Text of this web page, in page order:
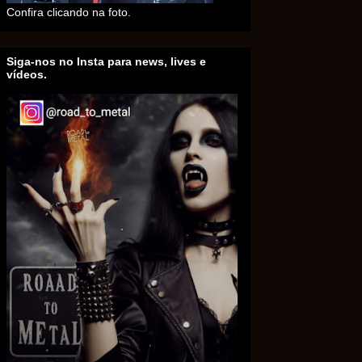
Confira clicando na foto.
Siga-nos no Insta para news, lives e
vídeos.